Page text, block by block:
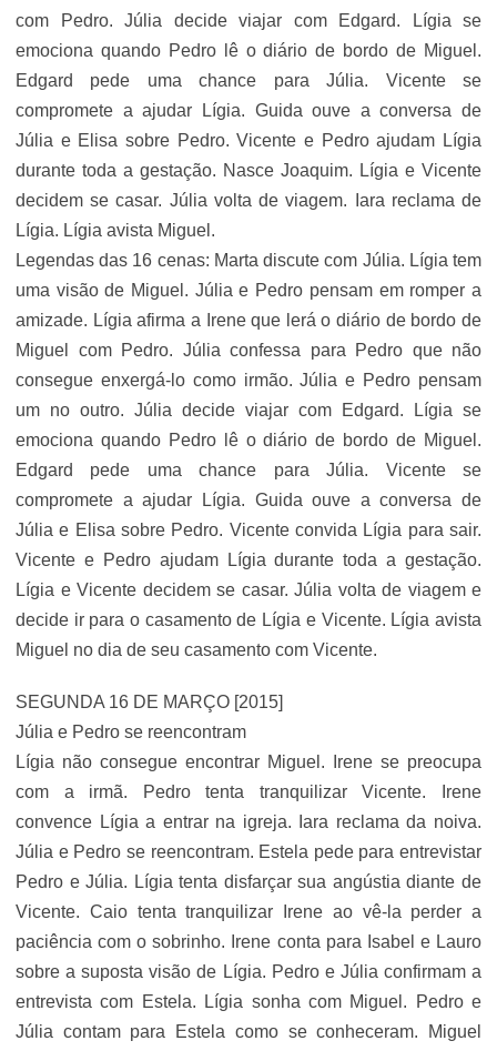
com Pedro. Júlia decide viajar com Edgard. Lígia se
emociona quando Pedro lê o diário de bordo de Miguel.
Edgard pede uma chance para Júlia. Vicente se
compromete a ajudar Lígia. Guida ouve a conversa de
Júlia e Elisa sobre Pedro. Vicente e Pedro ajudam Lígia
durante toda a gestação. Nasce Joaquim. Lígia e Vicente
decidem se casar. Júlia volta de viagem. Iara reclama de
Lígia. Lígia avista Miguel.
Legendas das 16 cenas: Marta discute com Júlia. Lígia tem
uma visão de Miguel. Júlia e Pedro pensam em romper a
amizade. Lígia afirma a Irene que lerá o diário de bordo de
Miguel com Pedro. Júlia confessa para Pedro que não
consegue enxergá-lo como irmão. Júlia e Pedro pensam
um no outro. Júlia decide viajar com Edgard. Lígia se
emociona quando Pedro lê o diário de bordo de Miguel.
Edgard pede uma chance para Júlia. Vicente se
compromete a ajudar Lígia. Guida ouve a conversa de
Júlia e Elisa sobre Pedro. Vicente convida Lígia para sair.
Vicente e Pedro ajudam Lígia durante toda a gestação.
Lígia e Vicente decidem se casar. Júlia volta de viagem e
decide ir para o casamento de Lígia e Vicente. Lígia avista
Miguel no dia de seu casamento com Vicente.
SEGUNDA 16 DE MARÇO [2015]
Júlia e Pedro se reencontram
Lígia não consegue encontrar Miguel. Irene se preocupa
com a irmã. Pedro tenta tranquilizar Vicente. Irene
convence Lígia a entrar na igreja. Iara reclama da noiva.
Júlia e Pedro se reencontram. Estela pede para entrevistar
Pedro e Júlia. Lígia tenta disfarçar sua angústia diante de
Vicente. Caio tenta tranquilizar Irene ao vê-la perder a
paciência com o sobrinho. Irene conta para Isabel e Lauro
sobre a suposta visão de Lígia. Pedro e Júlia confirmam a
entrevista com Estela. Lígia sonha com Miguel. Pedro e
Júlia contam para Estela como se conheceram. Miguel